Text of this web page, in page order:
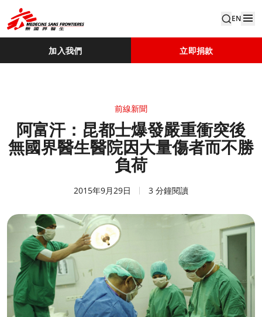
EN
加入我們 立即捐款
前線新聞
阿富汗：昆都士爆發嚴重衝突後
無國界醫生醫院因大量傷者而不勝
負荷
2015年9月29日 3 分鐘閱讀